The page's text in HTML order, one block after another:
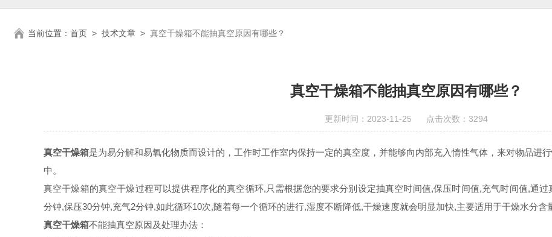
当前位置： 首页 > 技术文章 > 真空干燥箱不能抽真空原因有哪些？
真空干燥箱不能抽真空原因有哪些？
更新时间：2023-11-25 点击次数：3294
真空干燥箱是为易分解和易氧化物质而设计的，工作时工作室内保持一定的真空度，并能够向内部充入惰性气体，来对物品进
中。
真空干燥箱的真空干燥过程可以提供程序化的真空循环,只需根据您的要求分别设定抽真空时间值,保压时间值,充气时间值,通
分钟,保压30分钟,充气2分钟,如此循环10次,随着每一个循环的进行,湿度不断降低,干燥速度就会明显加快,主要适用于干燥水分含
真空干燥箱不能抽真空原因及处理办法：